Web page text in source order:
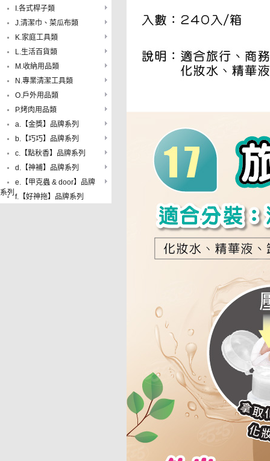
I.各式桿子類
J.清潔巾、菜瓜布類
K.家庭工具類
L.生活百貨類
M.收納用品類
N.專業清潔工具類
O.戶外用品類
P.烤肉用品類
a.【金獎】品牌系列
b.【巧巧】品牌系列
c.【點秋香】品牌系列
d.【神補】品牌系列
e.【甲克蟲 & door】品牌
系列 f.【好神拖】品牌系列